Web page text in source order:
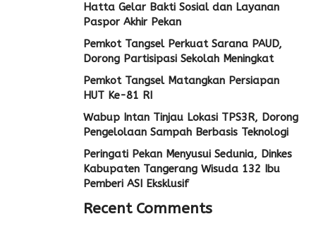
Hatta Gelar Bakti Sosial dan Layanan
Paspor Akhir Pekan
Pemkot Tangsel Perkuat Sarana PAUD,
Dorong Partisipasi Sekolah Meningkat
Pemkot Tangsel Matangkan Persiapan
HUT Ke-81 RI
Wabup Intan Tinjau Lokasi TPS3R, Dorong
Pengelolaan Sampah Berbasis Teknologi
Peringati Pekan Menyusui Sedunia, Dinkes
Kabupaten Tangerang Wisuda 132 Ibu
Pemberi ASI Eksklusif
Recent Comments